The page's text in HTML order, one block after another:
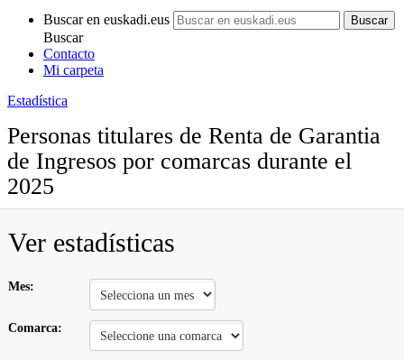
Buscar en euskadi.eus
Buscar
Contacto
Mi carpeta
Estadística
Personas titulares de Renta de Garantia
de Ingresos por comarcas durante el
2025
Ver estadísticas
Mes:
Comarca: